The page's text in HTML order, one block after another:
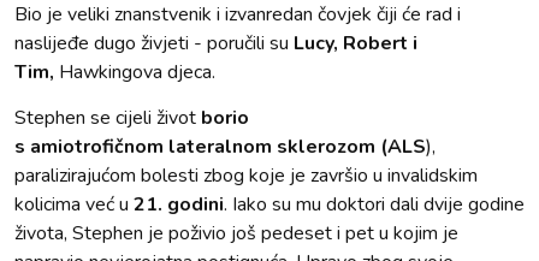
Bio je veliki znanstvenik i izvanredan čovjek čiji će rad i
naslijeđe dugo živjeti - poručili su Lucy, Robert i
Tim, Hawkingova djeca.
Stephen se cijeli život borio
s amiotrofičnom lateralnom sklerozom (ALS),
paralizirajućom bolesti zbog koje je završio u invalidskim
kolicima već u 21. godini. Iako su mu doktori dali dvije godine
života, Stephen je poživio još pedeset i pet u kojim je